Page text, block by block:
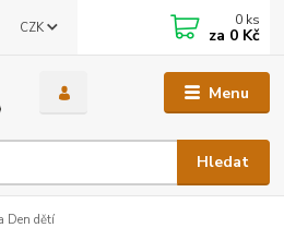
Menu
CZK
Hledat
0 ks
za 0 Kč
Den dětí